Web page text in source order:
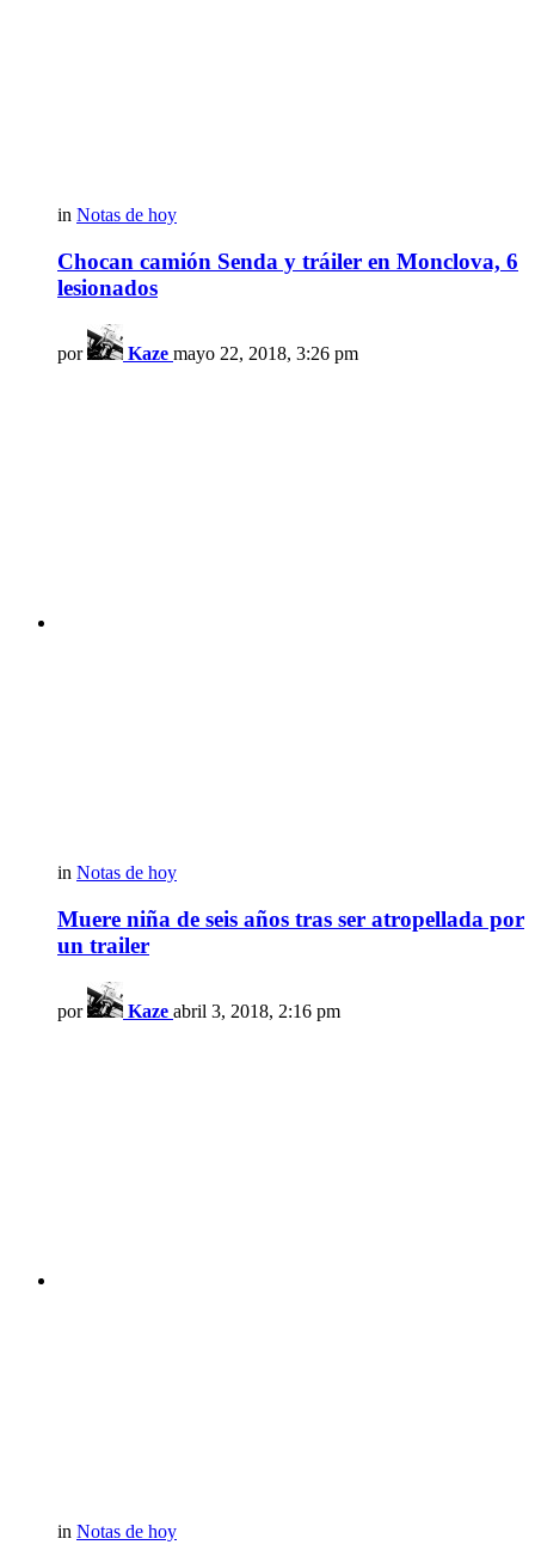
in Notas de hoy
Chocan camión Senda y tráiler en Monclova, 6
lesionados
por Kaze mayo 22, 2018, 3:26 pm
in Notas de hoy
Muere niña de seis años tras ser atropellada por
un trailer
por Kaze abril 3, 2018, 2:16 pm
in Notas de hoy